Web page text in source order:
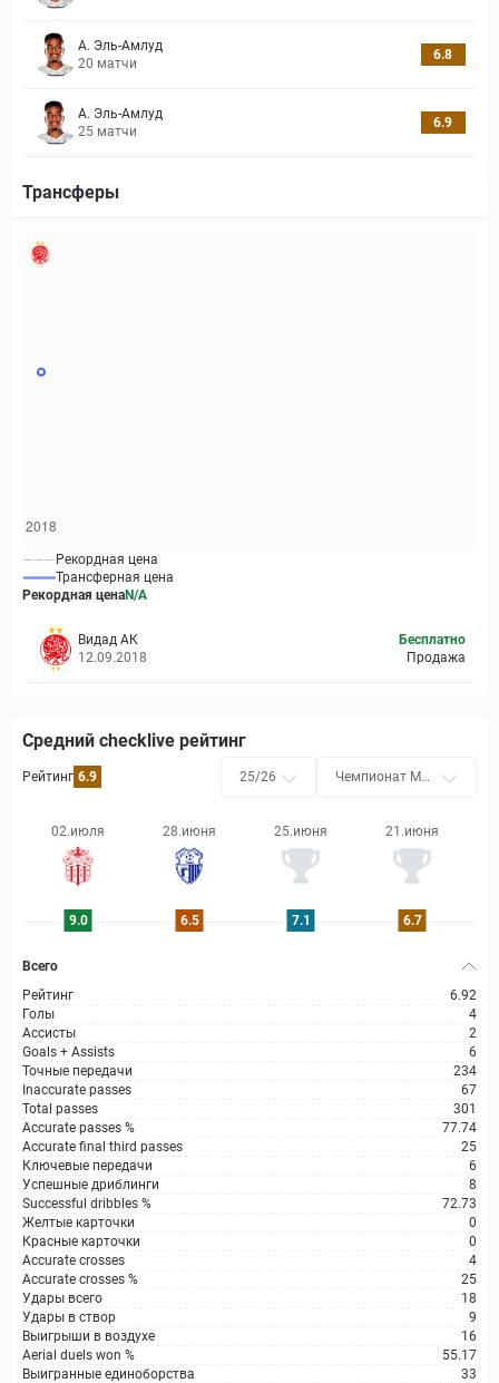
А. Эль-Амлуд
20 матчи
6.8
А. Эль-Амлуд
25 матчи
6.9
Трансферы
Рекордная цена
Трансферная цена
Рекордная ценаN/A
Видад АК
12.09.2018
Бесплатно
Продажа
Средний checklive рейтинг
Рейтинг 6.9 25/26
Чемпионат Мар
02.июля 28.июня 25.июня 21.июня
9.0 6.5 7.1 6.7
Всего
Рейтинг
6.92
Голы
4
Ассисты
2
Goals + Assists
6
Точные передачи
234
Inaccurate passes
67
Total passes
301
Accurate passes %
77.74
Accurate final third passes
25
Ключевые передачи
6
Успешные дриблинги
8
Successful dribbles %
72.73
Желтые карточки
0
Красные карточки
0
Accurate crosses
4
Accurate crosses %
25
Удары всего
18
Удары в створ
9
Выигрыши в воздухе
16
Aerial duels won %
55.17
Выигранные единоборства
33